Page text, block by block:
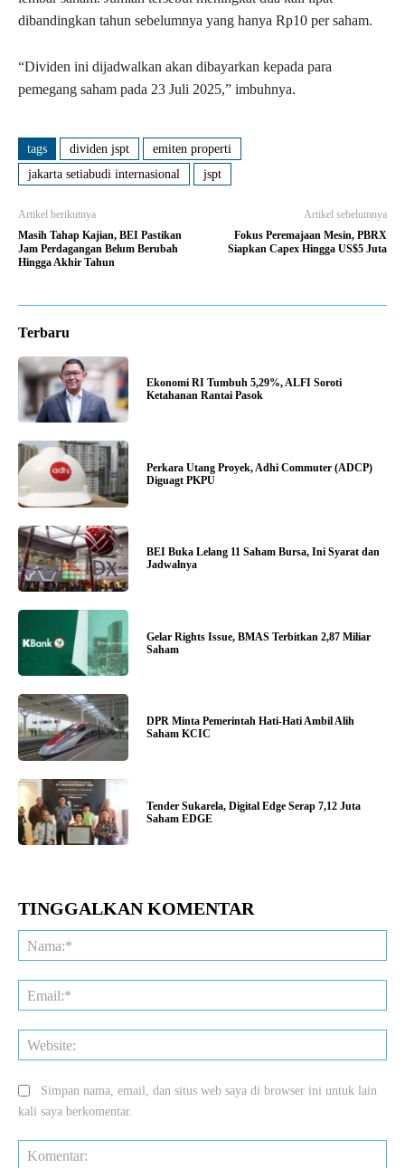
dibandingkan tahun sebelumnya yang hanya Rp10 per saham.
“Dividen ini dijadwalkan akan dibayarkan kepada para
pemegang saham pada 23 Juli 2025,” imbuhnya.
tags dividen jspt
emiten properti
jakarta setiabudi internasional
jspt
Artikel berikutnya
Masih Tahap Kajian, BEI Pastikan
Jam Perdagangan Belum Berubah
Hingga Akhir Tahun
Artikel sebelumnya
Fokus Peremajaan Mesin, PBRX
Siapkan Capex Hingga US$5 Juta
Terbaru
Ekonomi RI Tumbuh 5,29%, ALFI Soroti
Ketahanan Rantai Pasok
Perkara Utang Proyek, Adhi Commuter (ADCP)
Diguagt PKPU
BEI Buka Lelang 11 Saham Bursa, Ini Syarat dan
Jadwalnya
Gelar Rights Issue, BMAS Terbitkan 2,87 Miliar
Saham
DPR Minta Pemerintah Hati-Hati Ambil Alih
Saham KCIC
Tender Sukarela, Digital Edge Serap 7,12 Juta
Saham EDGE
TINGGALKAN KOMENTAR
Simpan nama, email, dan situs web saya di browser ini untuk lain
kali saya berkomentar.